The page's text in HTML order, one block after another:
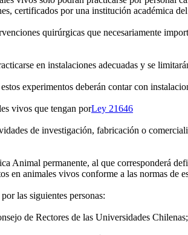
certificados por una institución académica
quirúrgicas que necesariamente
en instalaciones adecuadas y se
experimentos deberán contar con
vivos que tengan porLey 21646
de investigación, fabricación o
Animal permanente, al que corresponderá
en animales vivos conforme a las normas
las siguientes personas:
de Rectores de las Universidades Chilenas;